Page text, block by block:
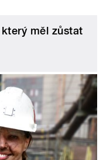
měl zůstat